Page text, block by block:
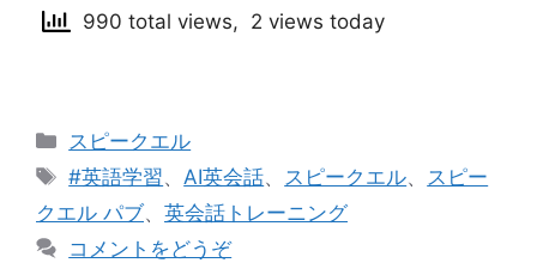
990 total views, 2 views today
カ
テ
ゴ
リ
ー
スピークエル
タ
グ
#英語学習、 AI英会話、 スピークエル、
スピー
クエル パブ、 英会話トレーニング
コメントをどうぞ